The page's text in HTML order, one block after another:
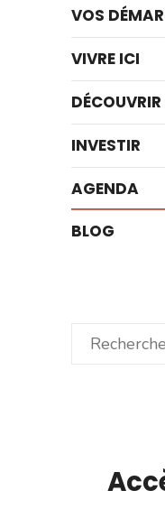
VOS
VIVRE ICI
DÉCOUVRIR
INVESTIR
AGENDA
BLOG
Rechercher